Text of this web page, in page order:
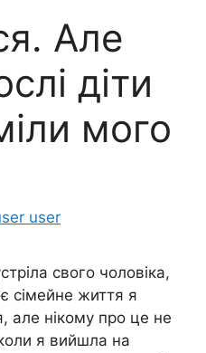
Але
діти
мого
user
свого чоловіка,
сімейне життя я
але нікому про це не
я вийшла на